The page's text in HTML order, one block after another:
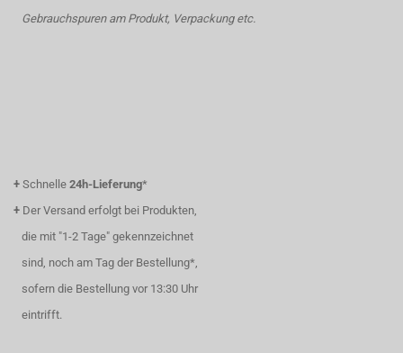
Gebrauchspuren am Produkt, Verpackung etc.
+ Schnelle 24h-Lieferung*
+ Der Versand erfolgt bei Produkten,
die mit "1-2 Tage" gekennzeichnet
sind, noch am Tag der Bestellung*,
sofern die Bestellung vor 13:30 Uhr
eintrifft.